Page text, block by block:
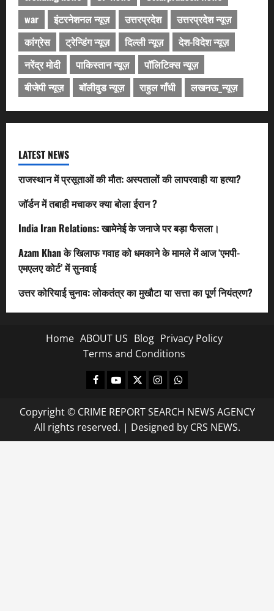
war
इंटरनेशनल न्यूज़ उत्तरप्रदेश
उत्तरप्रदेश न्यूज़
कांग्रेस
ट्रेन्डिंग न्यूज़ दिल्ली न्यूज़
देश-विदेश न्यूज़
नरेंद्र मोदी
पाकिस्तान न्यूज़
पॉलिटिक्स न्यूज़
बीजेपी न्यूज़
बॉलीवुड न्यूज़ राहुल गाँधी लखनऊ_न्यूज़
LATEST NEWS
राजस्थान में प्रसूताओं की मौत: अस्पतालों की लापरवाही या हत्या?
जॉर्डन में तबाही मचाकर क्या बोला ईरान ?
India Iran Relations: खामेनेई के जनाजे पर बड़ा फैसला।
Azam Khan के खिलाफ गवाह को धमकाने के मामले में आज ‘एमपी-
एमएलए कोर्ट’ में सुनवाई
उत्तर कोरियाई चुनाव: लोकतंत्र का मुखौटा या सत्ता का पूर्ण नियंत्रण?
Home ABOUT US Blog Privacy Policy
Terms and Conditions
Facebook
Youtube
X InstagramWhatsapp
Copyright © CRIME REPORT SEARCH NEWS AGENCY
All rights reserved. | Designed by CRS NEWS.